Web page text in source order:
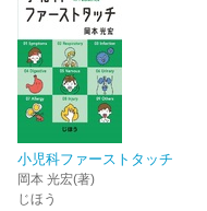
小児科ファーストタッチ
岡本 光宏(著)
じほう